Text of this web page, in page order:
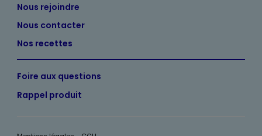
Nous rejoindre
Nous contacter
Nos recettes
Foire aux questions
Rappel produit